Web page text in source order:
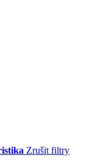
Zrušit filtry